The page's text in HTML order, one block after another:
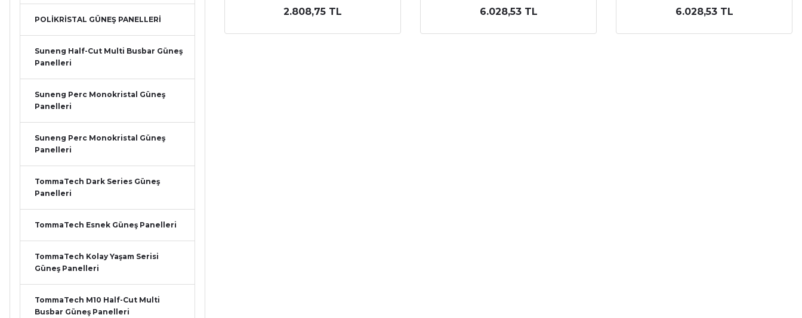
POLİKRİSTAL GÜNEŞ PANELLERİ
Suneng Half-Cut Multi Busbar Güneş
Panelleri
Suneng Perc Monokristal Güneş
Panelleri
Suneng Perc Monokristal Güneş
Panelleri
TommaTech Dark Series Güneş
Panelleri
TommaTech Esnek Güneş Panelleri
TommaTech Kolay Yaşam Serisi
Güneş Panelleri
TommaTech M10 Half-Cut Multi
Busbar Güneş Panelleri
2.808,75 TL 6.028,53 TL 6.028,53 TL